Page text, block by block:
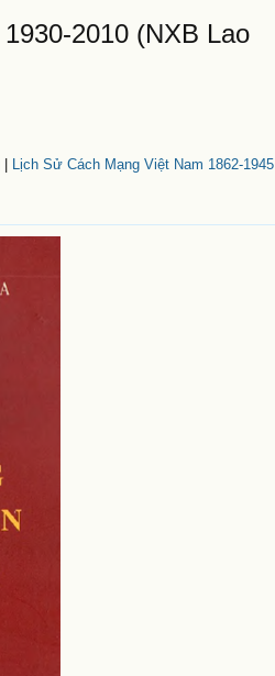
2010 (NXB Lao
|
Lịch Sử Cách Mạng Việt Nam 1862-1945